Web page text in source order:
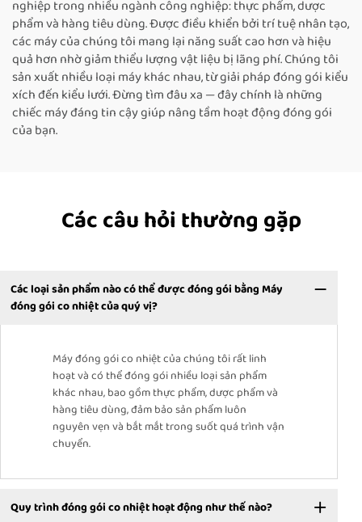
nghiệp trong nhiều ngành công nghiệp: thực phẩm, dược
phẩm và hàng tiêu dùng. Được điều khiển bởi trí tuệ nhân tạo,
các máy của chúng tôi mang lại năng suất cao hơn và hiệu
quả hơn nhờ giảm thiểu lượng vật liệu bị lãng phí. Chúng tôi
sản xuất nhiều loại máy khác nhau, từ giải pháp đóng gói kiểu
xích đến kiểu lưới. Đừng tìm đâu xa — đây chính là những
chiếc máy đáng tin cậy giúp nâng tầm hoạt động đóng gói
của bạn.
Các câu hỏi thường gặp
Các loại sản phẩm nào có thể được đóng gói bằng Máy
đóng gói co nhiệt của quý vị?
Máy đóng gói co nhiệt của chúng tôi rất linh
hoạt và có thể đóng gói nhiều loại sản phẩm
khác nhau, bao gồm thực phẩm, dược phẩm và
hàng tiêu dùng, đảm bảo sản phẩm luôn
nguyên vẹn và bắt mắt trong suốt quá trình vận
chuyển.
Quy trình đóng gói co nhiệt hoạt động như thế nào?